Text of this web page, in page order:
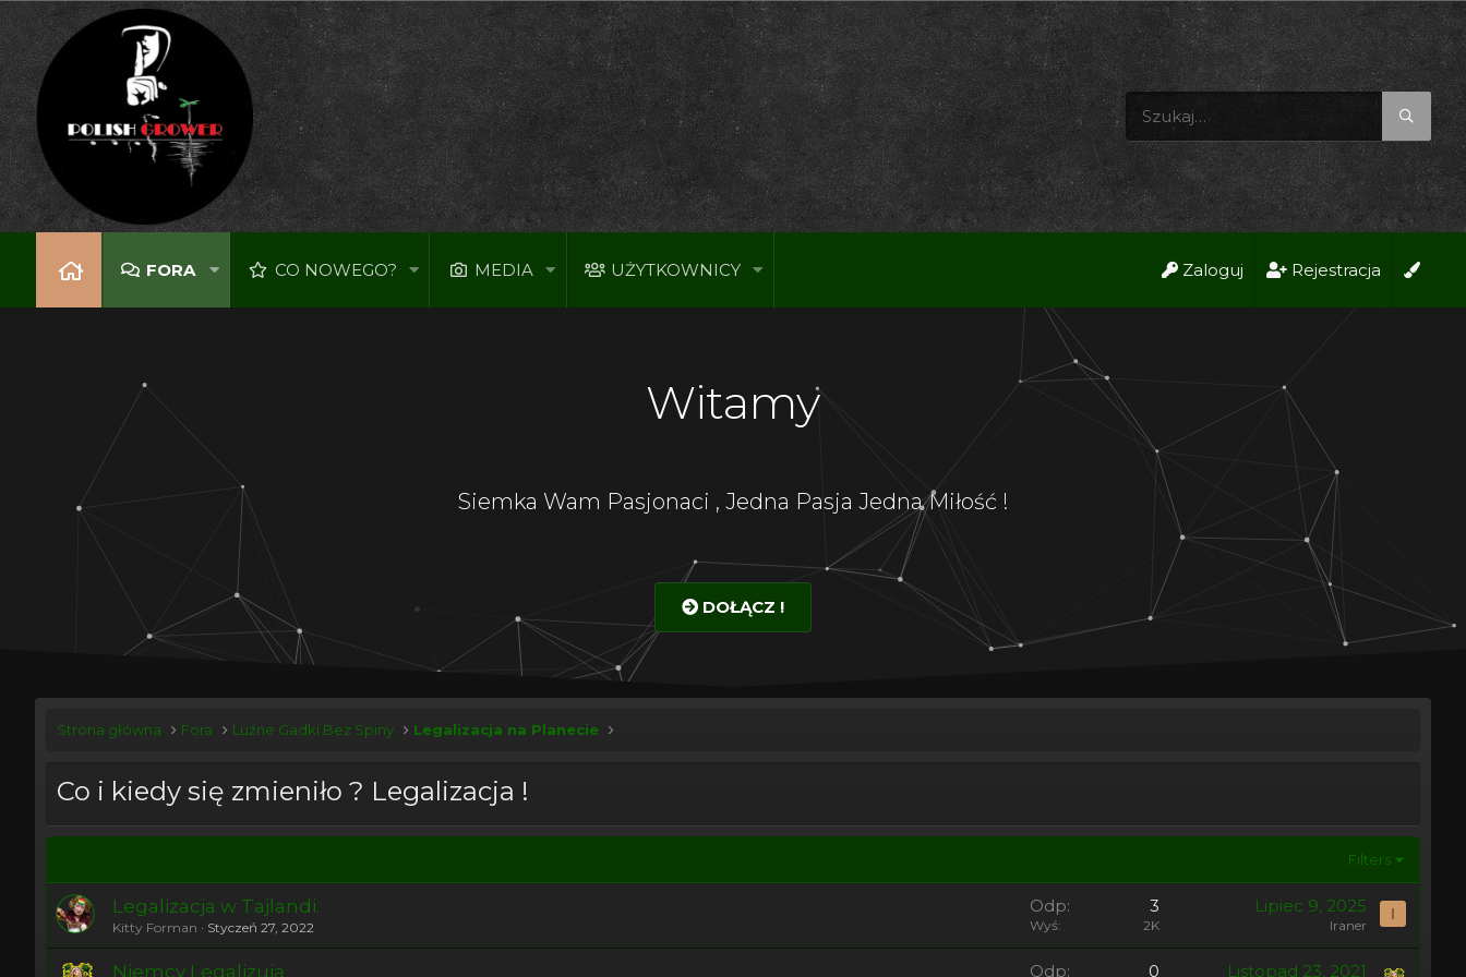
FORA CO NOWEGO? MEDIA UŻYTKOWNICY Zaloguj Rejestracja
Witamy
Siemka Wam Pasjonaci , Jedna Pasja Jedna Miłość !
DOŁĄCZ !
Strona główna Fora Luźne Gadki Bez Spiny Legalizacja na Planecie
Co i kiedy się zmieniło ? Legalizacja !
Filters
Legalizacja w Tajlandi.
Kitty Forman Styczeń 27, 2022
Odp 3
Wyś 2K
Lipiec 9, 2025
Iraner
I
Niemcy Legalizują Odp 0 Listopad 23, 2021